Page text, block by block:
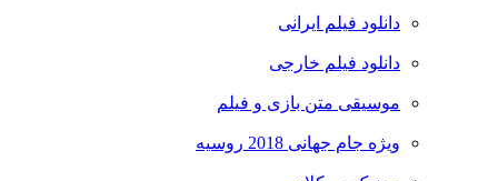
دانلود فیلم ایرانی
دانلود فیلم خارجی
موسیقی متن بازی و فیلم
ویژه جام جهانی 2018 روسیه